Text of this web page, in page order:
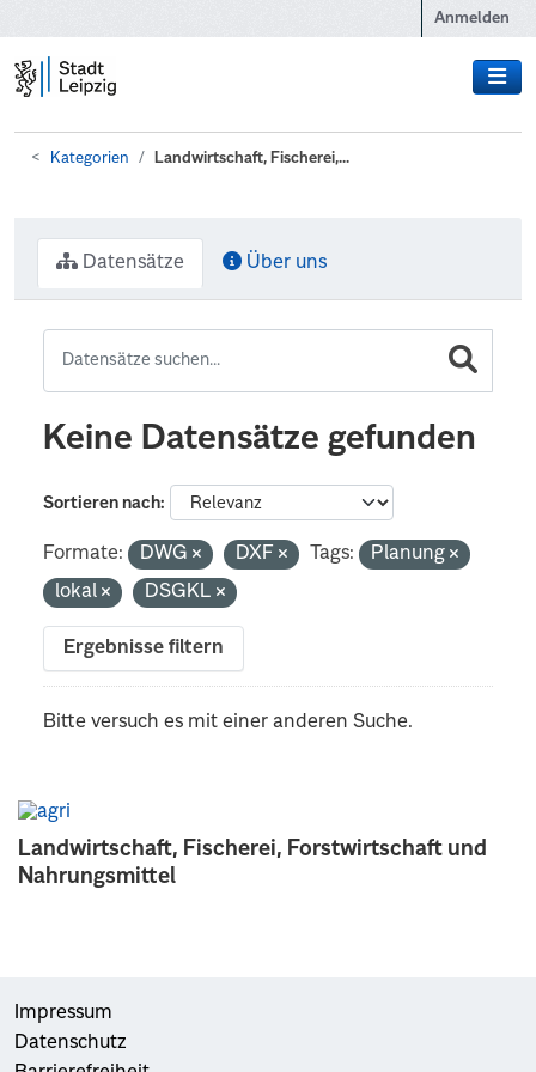
Anmelden
Kategorien Landwirtschaft, Fischerei,...
Landwirtschaft, Fischerei, Forstwirtschaft und
Nahrungsmittel
Datensätze Über uns
Keine Datensätze gefunden
Sortieren nach
Formate: DWG DXF Tags:
Planung
lokal
DSGKL
Ergebnisse filtern
Bitte versuch es mit einer anderen Suche.
Impressum
Datenschutz